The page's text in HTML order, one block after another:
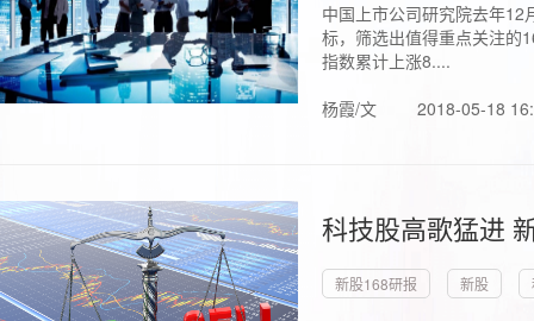
中国上市公司研究院去年
标，筛选出值得重点关注的
指数累计上涨8....
杨霞/文
2018-05-18
科技股高歌猛进
新股168研报 新股